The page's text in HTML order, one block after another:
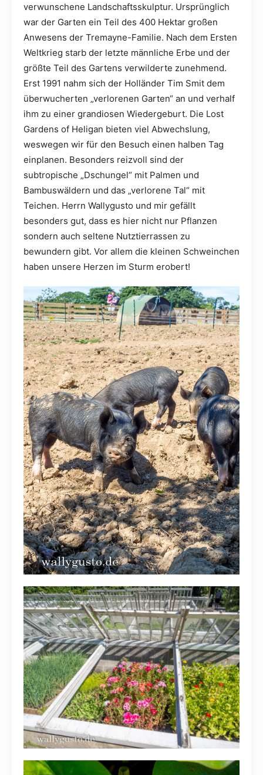
verwunschene Landschaftsskulptur. Ursprünglich
war der Garten ein Teil des 400 Hektar großen
Anwesens der Tremayne-Familie. Nach dem Ersten
Weltkrieg starb der letzte männliche Erbe und der
größte Teil des Gartens verwilderte zunehmend.
Erst 1991 nahm sich der Holländer Tim Smit dem
überwucherten „verlorenen Garten“ an und verhalf
ihm zu einer grandiosen Wiedergeburt. Die Lost
Gardens of Heligan bieten viel Abwechslung,
weswegen wir für den Besuch einen halben Tag
einplanen. Besonders reizvoll sind der
subtropische „Dschungel“ mit Palmen und
Bambuswäldern und das „verlorene Tal“ mit
Teichen. Herrn Wallygusto und mir gefällt
besonders gut, dass es hier nicht nur Pflanzen
sondern auch seltene Nutztierrassen zu
bewundern gibt. Vor allem die kleinen Schweinchen
haben unsere Herzen im Sturm erobert!